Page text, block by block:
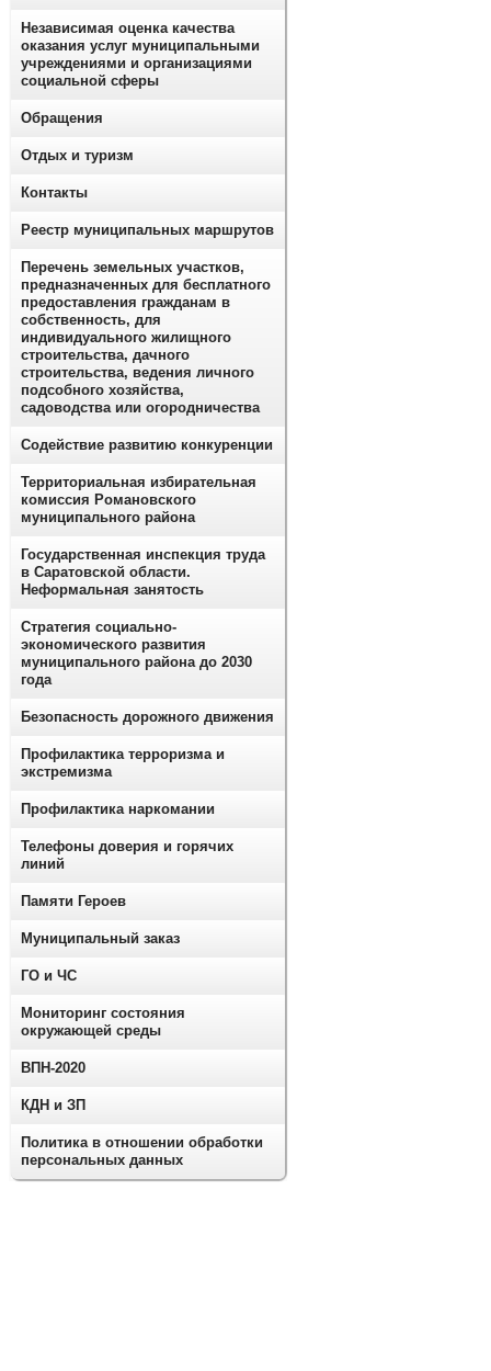
Независимая оценка качества
оказания услуг муниципальными
учреждениями и организациями
социальной сферы
Обращения
Отдых и туризм
Контакты
Реестр муниципальных маршрутов
Перечень земельных участков,
предназначенных для бесплатного
предоставления гражданам в
собственность, для
индивидуального жилищного
строительства, дачного
строительства, ведения личного
подсобного хозяйства,
садоводства или огородничества
Содействие развитию конкуренции
Территориальная избирательная
комиссия Романовского
муниципального района
Государственная инспекция труда
в Саратовской области.
Неформальная занятость
Стратегия социально-
экономического развития
муниципального района до 2030
года
Безопасность дорожного движения
Профилактика терроризма и
экстремизма
Профилактика наркомании
Телефоны доверия и горячих
линий
Памяти Героев
Муниципальный заказ
ГО и ЧС
Мониторинг состояния
окружающей среды
ВПН-2020
КДН и ЗП
Политика в отношении обработки
персональных данных